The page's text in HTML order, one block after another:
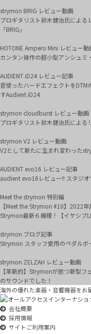
strymon BRIG レビュー動画
プロギタリスト鈴木健治氏による
「BRIG」
HOTONE Ampero Mini レビュー動
カンタン操作の超小型アンシュ
AUDIENT iD24 レビュー記事
昔使ったハードエフェクトを
すAudient iD24
strymon cloudburst レビュー動画
プロギタリスト鈴木健治氏によ
strymon V2 レビュー動画
V2として新たに生まれ変わった
AUDIENT evo16 レビュー記事
audient evo16レビュー!! スタジオ
Meet the strymon 特別編
【Meet the Strymon #10】2022
Strymon最新６機種！【イケシブ
strymon ブログ記事
Strymon スタッフ愛用のペダルボ
strymon ZELZAH レビュー動画
【革新的】Strymonが放つ新型
のサウンドでした！
海外の優れた楽器・音響機器をお
会社概要
採用情報
サイトご利用案内